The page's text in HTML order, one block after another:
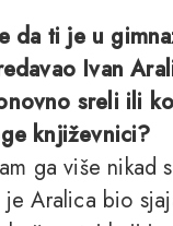
da ti je u
Ivan
sreli ili
književnici?
ga više nikad
Aralica bio